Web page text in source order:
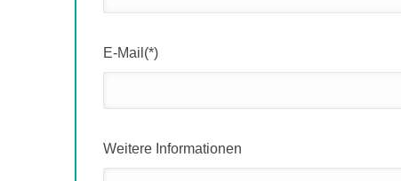
E-Mail(*)
Weitere Informationen